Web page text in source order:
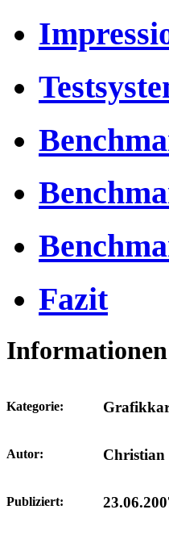
Fazit
Informationen
Kategorie:
Autor: Christian
Publiziert: